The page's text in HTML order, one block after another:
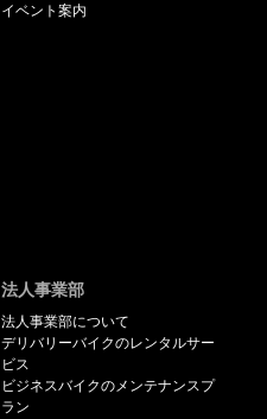
イベント案内
法人事業部
法人事業部について
デリバリーバイクのレンタルサー
ビス
ビジネスバイクのメンテナンスプ
ラン